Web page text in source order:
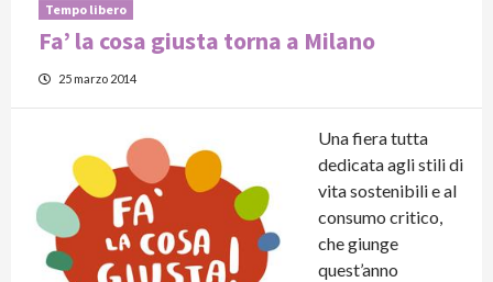
Tempo libero
Fa’ la cosa giusta torna a Milano
25 marzo 2014
Una fiera tutta
dedicata agli stili di
vita sostenibili e al
consumo critico,
che giunge
quest’anno